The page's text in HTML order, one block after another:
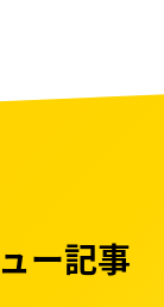
ー記事